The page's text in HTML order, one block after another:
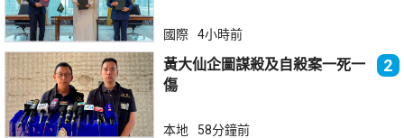
國際 4小時前
黃大仙企圖謀殺及自殺案一死一
傷
2
本地 58分鐘前